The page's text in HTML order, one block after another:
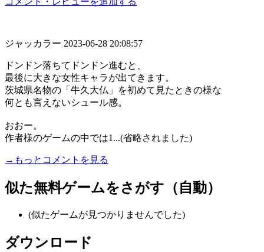
ジャッカラー 2023-06-28 20:08:57
ドンドン落ちてドンドン進むと、
最後に大きな女性キャラが出てきます。
茨城県名物の「牛久大仏」を初めて見たときの様な
何とも言えないシュール感。
おおー。
作者様のゲームの中では1...(省略されました)
→もっとコメントを見る
似た無料ゲームをさがす（自動）
(似たゲームが見つかりませんでした)
ダウンロード